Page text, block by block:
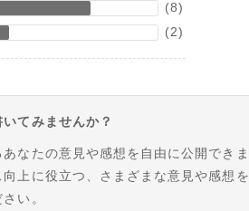
(8)
(2)
てみませんか？
なたの意見や感想を自由に公開できま
上に役立つ、さまざまな意見や感想を
い。